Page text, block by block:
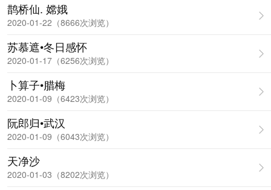
鹊桥仙. 嫦娥
2020-01-22（8666次浏览）
苏慕遮•冬日感怀
2020-01-17（6256次浏览）
卜算子•腊梅
2020-01-09（6423次浏览）
阮郎归•武汉
2020-01-09（6043次浏览）
天净沙
2020-01-03（8202次浏览）